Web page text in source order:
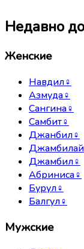
Недавно
Женские
Навдил♀
Азмуда♀
Сангина♀
Самбит♀
Джанбил♀
Джамбилай
Джамбил♀
Абриниса♀
Бурул♀
Балгул♀
Мужские